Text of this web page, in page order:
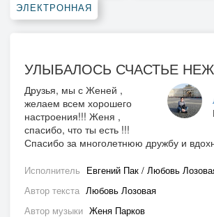
ЭЛЕКТРОННАЯ
УЛЫБАЛОСЬ СЧАСТЬЕ
Друзья, мы с Женей ,
желаем всем хорошего
настроения!!! Женя ,
спасибо, что ты есть !!!
Спасибо за многолетнюю дружбу и
Исполнитель Евгений Пак / Любовь
Автор текста Любовь Лозовая
Автор музыки Женя Парков